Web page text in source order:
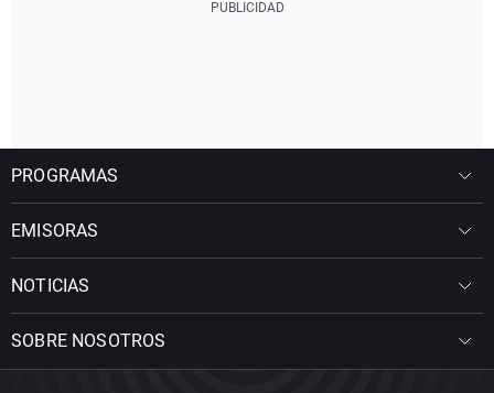
PROGRAMAS
EMISORAS
NOTICIAS
SOBRE NOSOTROS